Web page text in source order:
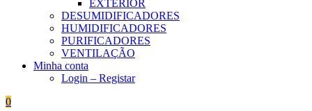
EXTERIOR
DESUMIDIFICADORES
HUMIDIFICADORES
PURIFICADORES
VENTILAÇÃO
Minha conta
Login – Registar
0